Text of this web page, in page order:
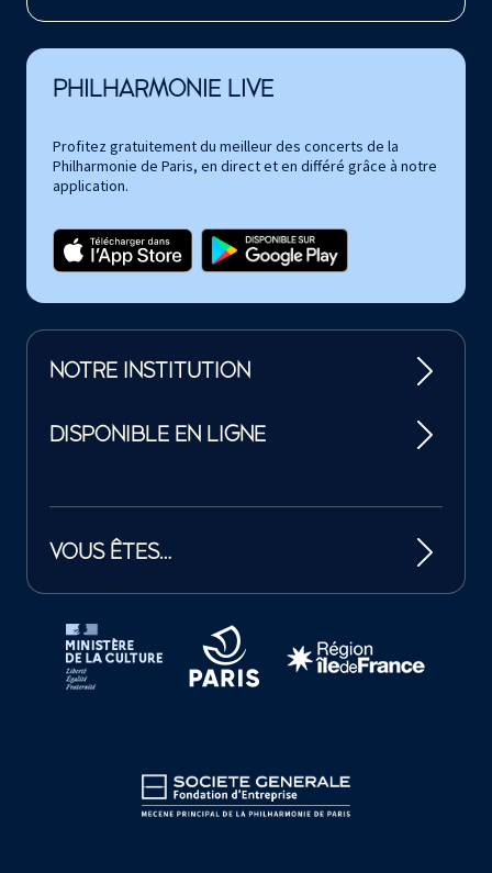
PHILHARMONIE LIVE
Profitez gratuitement du meilleur des concerts de la
Philharmonie de Paris, en direct et en différé grâce à notre
application.
NOTRE INSTITUTION
DISPONIBLE EN LIGNE
VOUS ÊTES…
Tutelles et mécènes de la Philharmonie de Paris